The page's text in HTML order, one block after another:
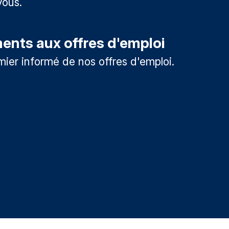
aux offres d'emploi
informé de nos offres d'emploi.